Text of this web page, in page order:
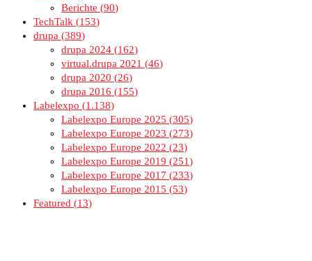
Berichte
90
TechTalk
153
drupa
389
drupa 2024
162
virtual.drupa 2021
46
drupa 2020
26
drupa 2016
155
Labelexpo
1.138
Labelexpo Europe 2025
305
Labelexpo Europe 2023
273
Labelexpo Europe 2022
23
Labelexpo Europe 2019
251
Labelexpo Europe 2017
233
Labelexpo Europe 2015
53
Featured
13